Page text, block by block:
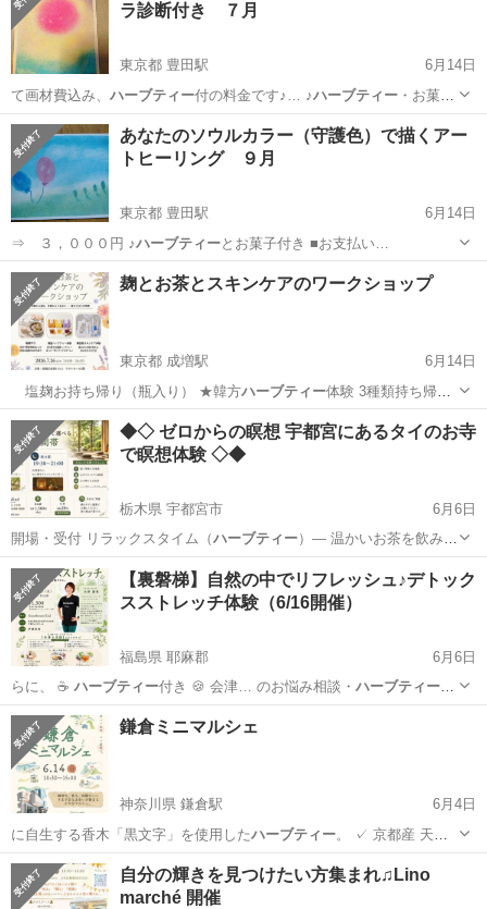
ラ診断付き ７月
東京都 豊田駅
6月14日
て画材費込み、 ハーブティー 付の料金です♪… ♪ハーブティー・お菓子
付き …
東京 日野市 豊田駅 ワークショップ
あなたのソウルカラー（守護色）で描くアー
トヒーリング ９月
東京都 豊田駅
6月14日
⇒ ３，０００円 ♪ハーブティー とお菓子付き ■お支払い…
東京 日野市 豊田駅 ワークショップ カラー
麹とお茶とスキンケアのワークショップ
東京都 成増駅
6月14日
塩麹お持ち帰り（瓶入り） ★韓方ハーブティー体験 3種類持ち帰り
★韓国スキン…
東京 板橋区 成増駅 ワークショップ 塩麹
◆◇ ゼロからの瞑想 宇都宮にあるタイのお寺
で瞑想体験 ◇◆
栃木県 宇都宮市
6月6日
開場・受付 リラックスタイム（ハーブティー）— 温かいお茶を飲みな
がら、日常…
栃木 宇都宮市 ワークショップ 会場
【裏磐梯】自然の中でリフレッシュ♪デトック
スストレッチ体験（6/16開催）
福島県 耶麻郡
6月6日
らに、 ☕ ハーブティー付き 🍪 会津… のお悩み相談・ ハーブティー・
会津山塩菓子…
福島 耶麻郡 その他
鎌倉ミニマルシェ
神奈川県 鎌倉駅
6月4日
に自生する香木「黒文字」を使用したハーブティー。 ✓ 京都産 天然
クロモジ枝1…
神奈川 鎌倉市 鎌倉駅 その他 マルシェ
自分の輝きを見つけたい方集まれ♫Lino
marché 開催